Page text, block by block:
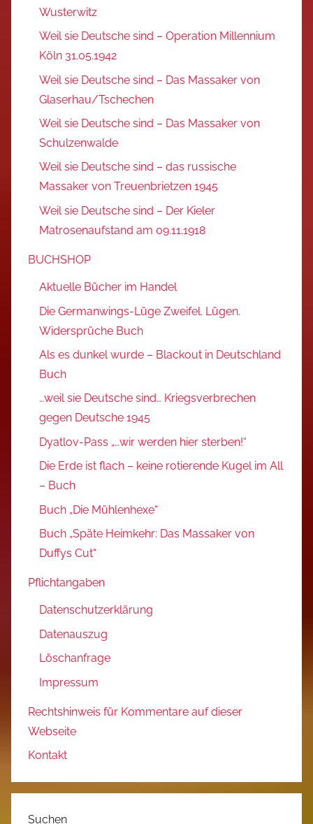
Wusterwitz
Weil sie Deutsche sind – Operation Millennium
Köln 31.05.1942
Weil sie Deutsche sind – Das Massaker von
Glaserhau/Tschechen
Weil sie Deutsche sind – Das Massaker von
Schulzenwalde
Weil sie Deutsche sind – das russische
Massaker von Treuenbrietzen 1945
Weil sie Deutsche sind – Der Kieler
Matrosenaufstand am 09.11.1918
BUCHSHOP
Aktuelle Bücher im Handel
Die Germanwings-Lüge Zweifel. Lügen.
Widersprüche Buch
Als es dunkel wurde – Blackout in Deutschland
Buch
…weil sie Deutsche sind… Kriegsverbrechen
gegen Deutsche 1945
Dyatlov-Pass „…wir werden hier sterben!“
Die Erde ist flach – keine rotierende Kugel im All
– Buch
Buch „Die Mühlenhexe“
Buch „Späte Heimkehr: Das Massaker von
Duffys Cut“
Pflichtangaben
Datenschutzerklärung
Datenauszug
Löschanfrage
Impressum
Rechtshinweis für Kommentare auf dieser
Webseite
Kontakt
Suchen